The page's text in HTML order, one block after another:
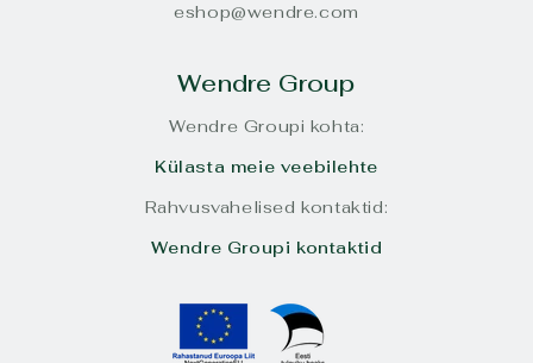
eshop@wendre.com
Wendre Group
Wendre Groupi kohta:
Külasta meie veebilehte
Rahvusvahelised kontaktid:
Wendre Groupi kontaktid